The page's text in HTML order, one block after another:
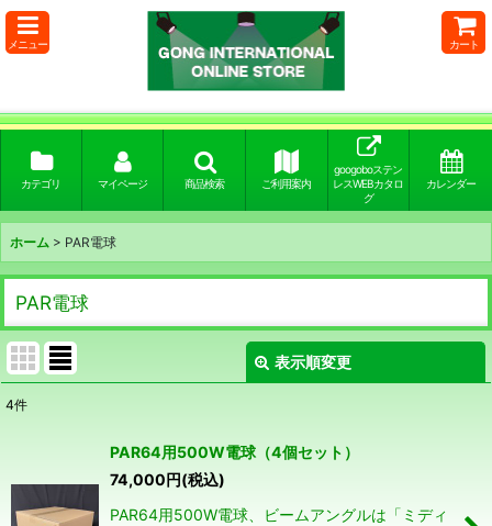
メニュー カート
カテゴリ マイページ 商品検索 ご利用案内
googoboステン
レスWEBカタロ
グ
カレンダー
ホーム > PAR電球
PAR電球
表示順変更
並び順:
4件
PAR64用500W電球（4個セット）
74,000円(税込)
PAR64用500W電球、ビームアングルは「ミディ